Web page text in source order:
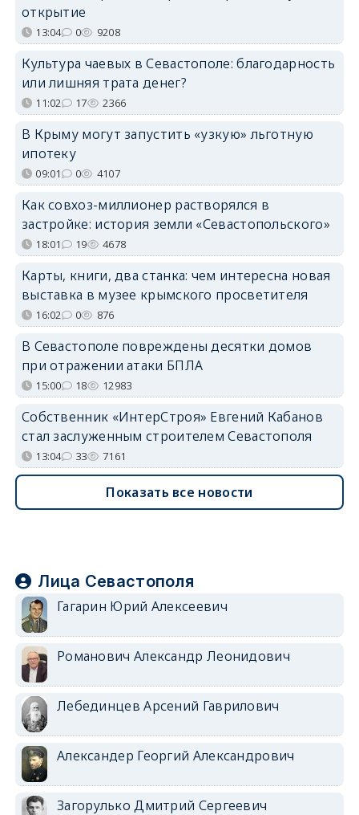
открытие
13:04 0 9208
Культура чаевых в Севастополе: благодарность
или лишняя трата денег?
11:02 17 2366
В Крыму могут запустить «узкую» льготную
ипотеку
09:01 0 4107
Как совхоз-миллионер растворялся в
застройке: история земли «Севастопольского»
18:01 19 4678
Карты, книги, два станка: чем интересна новая
выставка в музее крымского просветителя
16:02 0 876
В Севастополе повреждены десятки домов
при отражении атаки БПЛА
15:00 18 12983
Собственник «ИнтерСтроя» Евгений Кабанов
стал заслуженным строителем Севастополя
13:04 33 7161
Показать все новости
Лица Севастополя
Гагарин Юрий Алексеевич
Романович Александр Леонидович
Лебединцев Арсений Гаврилович
Александер Георгий Александрович
Загорулько Дмитрий Сергеевич